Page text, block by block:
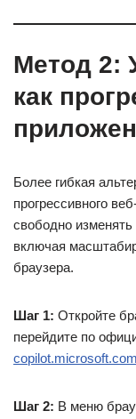
Метод 2:
как
Более гибкая
прогрессивного
свободно
включая
браузера.
Шаг 1: Откройте
перейдите по
Шаг 2: В меню